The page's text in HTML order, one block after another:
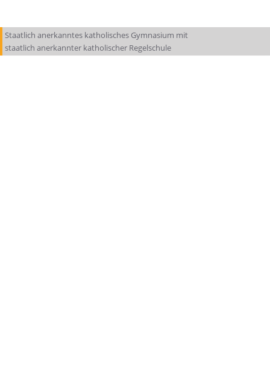
Staatlich anerkanntes katholisches Gymnasium mit
staatlich anerkannter katholischer Regelschule